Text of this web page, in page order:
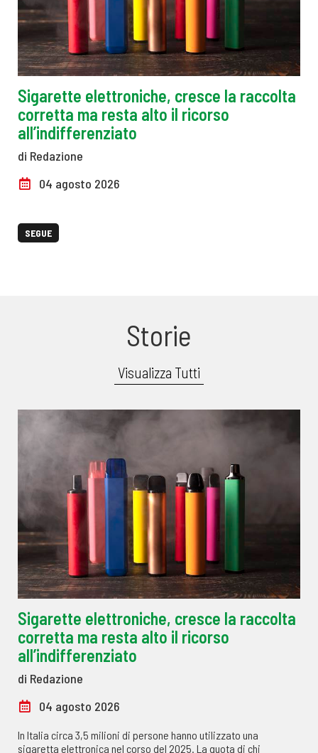
Sigarette elettroniche, cresce la raccolta
corretta ma resta alto il ricorso
all’indifferenziato
di Redazione
04 agosto 2026
SEGUE
Storie
Visualizza Tutti
Sigarette elettroniche, cresce la raccolta
corretta ma resta alto il ricorso
all’indifferenziato
di Redazione
04 agosto 2026
In Italia circa 3,5 milioni di persone hanno utilizzato una
sigaretta elettronica nel corso del 2025. La quota di chi